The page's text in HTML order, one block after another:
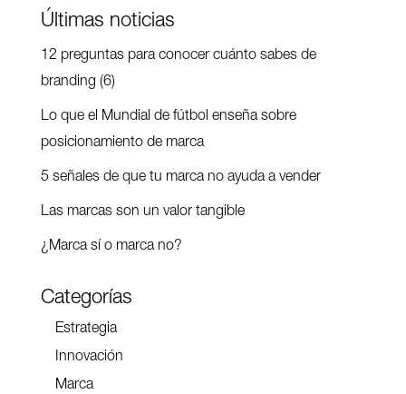
Últimas noticias
12 preguntas para conocer cuánto sabes de
branding (6)
Lo que el Mundial de fútbol enseña sobre
posicionamiento de marca
5 señales de que tu marca no ayuda a vender
Las marcas son un valor tangible
¿Marca sí o marca no?
Categorías
Estrategia
Innovación
Marca